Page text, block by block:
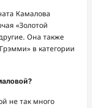
Камалова
«Золотой
Она также
в категории
не так много